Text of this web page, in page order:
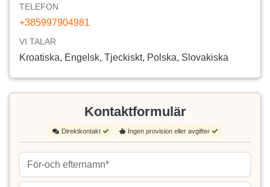
TELEFON
+385997904981
VI TALAR
Kroatiska, Engelsk, Tjeckiskt, Polska, Slovakiska
Kontaktformulär
Direktkontakt Ingen provision eller avgifter